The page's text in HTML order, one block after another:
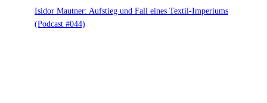
Isidor Mautner: Aufstieg und Fall eines Textil-Imperiums
(Podcast #044)